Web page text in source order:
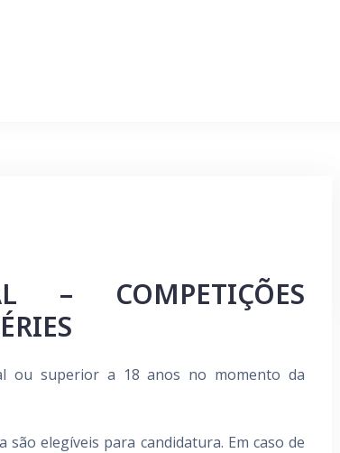
– COMPETIÇÕES
ou superior a 18 anos no momento da
elegíveis para candidatura. Em caso de